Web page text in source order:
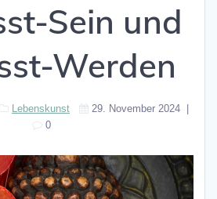
Sein und
Werden
Lebenskunst 29. November 2024
0